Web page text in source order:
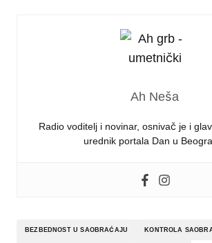
Ah Neša
Radio voditelj i novinar, osnivač je i
urednik portala Dan u
BEZBEDNOST U SAOBRAĆAJU KONTROLA